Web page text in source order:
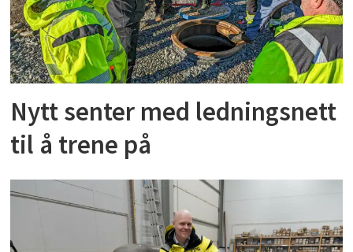
Nytt senter med ledningsnett
til å trene på